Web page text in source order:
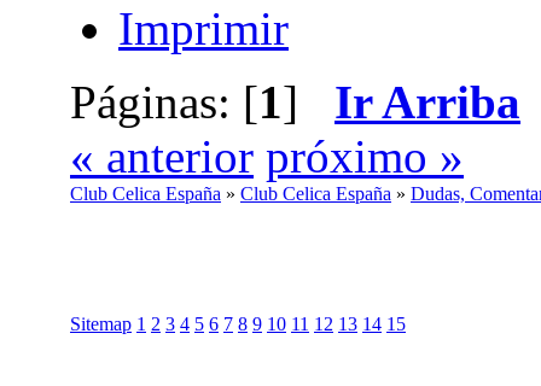
Imprimir
Páginas: [1] Ir Arriba
« anterior próximo »
Club Celica España » Club Celica España » Dudas,
Sitemap 1 2 3 4 5 6 7 8 9 10 11 12 13 14 15